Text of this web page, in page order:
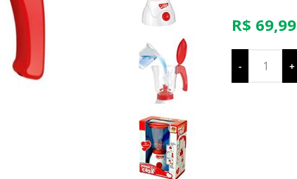
R$ 69,99
- +